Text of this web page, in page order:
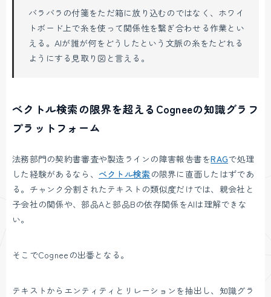
バラバラの付箋をただ箱に放り込むのではなく、ホワイ
トボード上で糸を使って関係性を繋ぎ合わせる作業とい
える。AIが誰が何をどうしたという文脈の糸をたどれる
ようにする見取り図と言える。
ベクトル検索の限界を超えるCogneeの知識グラフ
プラットフォーム
法務部門の契約書審査や製造ラインの障害報告書をRAGで処理
した経験があるなら、 ベクトル検索 の限界に直面したはずであ
る。チャンク分割されたテキストの類似度だけでは、親会社と
子会社の関係や、部品Aと部品Bの依存関係をAIは理解できな
い。
そこでCogneeの出番となる。
テキストからエンティティとリレーションを抽出し、知識グラ